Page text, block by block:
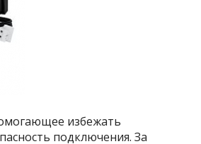
избежать
подключения. За